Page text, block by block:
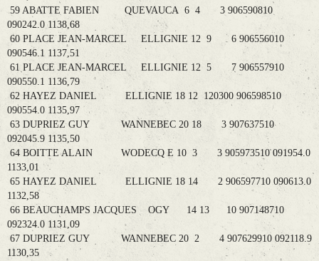
59 ABATTE FABIEN QUEVAUCA 6 4 3 906590810
090242.0 1138,68
60 PLACE JEAN-MARCEL ELLIGNIE 12 9 6 906556010
090546.1 1137,51
61 PLACE JEAN-MARCEL ELLIGNIE 12 5 7 906557910
090550.1 1136,79
62 HAYEZ DANIEL ELLIGNIE 18 12 120300 906598510
090554.0 1135,97
63 DUPRIEZ GUY WANNEBEC 20 18 3 907637510
092045.9 1135,50
64 BOITTE ALAIN WODECQ E 10 3 3 905973510 091954.0
1133,01
65 HAYEZ DANIEL ELLIGNIE 18 14 2 906597710 090613.0
1132,58
66 BEAUCHAMPS JACQUES OGY 14 13 10 907148710
092324.0 1131,09
67 DUPRIEZ GUY WANNEBEC 20 2 4 907629910 092118.9
1130,35